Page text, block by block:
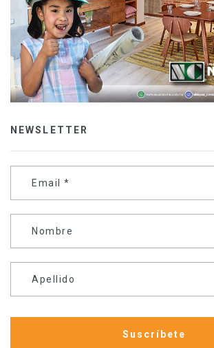
NEWSLETTER
Email *
Nombre
Apellido